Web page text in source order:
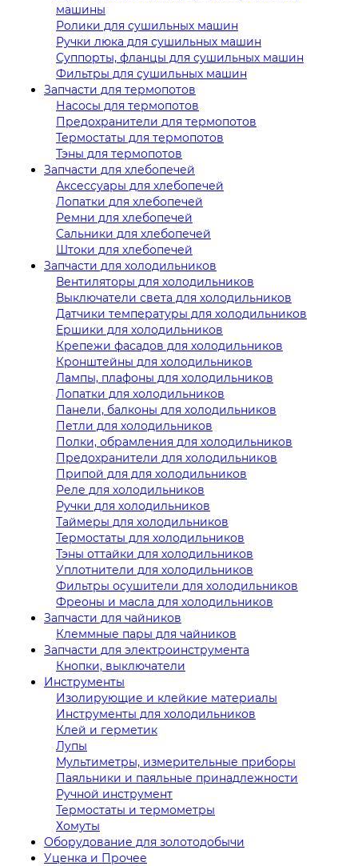
машины
Ролики для сушильных машин
Ручки люка для сушильных машин
Суппорты, фланцы для сушильных машин
Фильтры для сушильных машин
Запчасти для термопотов
Насосы для термопотов
Предохранители для термопотов
Термостаты для термопотов
Тэны для термопотов
Запчасти для хлебопечей
Аксессуары для хлебопечей
Лопатки для хлебопечей
Ремни для хлебопечей
Сальники для хлебопечей
Штоки для хлебопечей
Запчасти для холодильников
Вентиляторы для холодильников
Выключатели света для холодильников
Датчики температуры для холодильников
Ершики для холодильников
Крепежи фасадов для холодильников
Кронштейны для холодильников
Лампы, плафоны для холодильников
Лопатки для холодильников
Панели, балконы для холодильников
Петли для холодильников
Полки, обрамления для холодильников
Предохранители для холодильников
Припой для для холодильников
Реле для холодильников
Ручки для холодильников
Таймеры для холодильников
Термостаты для холодильников
Тэны оттайки для холодильников
Уплотнители для холодильников
Фильтры осушители для холодильников
Фреоны и масла для холодильников
Запчасти для чайников
Клеммные пары для чайников
Запчасти для электроинструмента
Кнопки, выключатели
Инструменты
Изолирующие и клейкие материалы
Инструменты для холодильников
Клей и герметик
Лупы
Мультиметры, измерительные приборы
Паяльники и паяльные принадлежности
Ручной инструмент
Термостаты и термометры
Хомуты
Оборудование для золотодобычи
Уценка и Прочее